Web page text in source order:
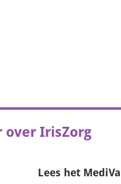
over IrisZorg
Lees het